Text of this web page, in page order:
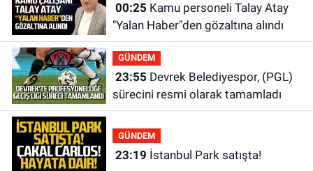
00:25
"Yalan Haber"den gözaltına alındı
GÜNDEM
23:55
sürecini resmi olarak tamamladı
GÜNDEM
23:19 İstanbul Park satışta!